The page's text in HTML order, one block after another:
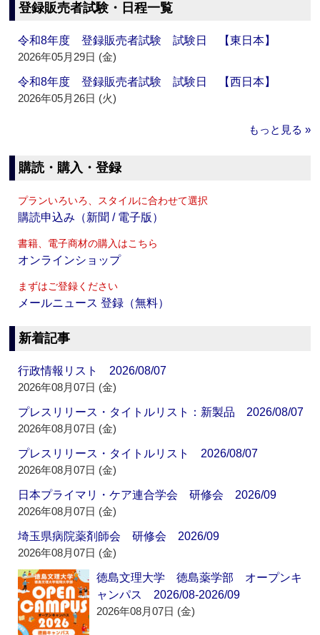
登録販売者試験・日程一覧
令和8年度 登録販売者試験 試験日 【東日本】
2026年05月29日 (金)
令和8年度 登録販売者試験 試験日 【西日本】
2026年05月26日 (火)
もっと見る »
購読・購入・登録
プランいろいろ、スタイルに合わせて選択
購読申込み（新聞 / 電子版）
書籍、電子商材の購入はこちら
オンラインショップ
まずはご登録ください
メールニュース 登録（無料）
新着記事
行政情報リスト 2026/08/07
2026年08月07日 (金)
プレスリリース・タイトルリスト：新製品 2026/08/07
2026年08月07日 (金)
プレスリリース・タイトルリスト 2026/08/07
2026年08月07日 (金)
日本プライマリ・ケア連合学会 研修会 2026/09
2026年08月07日 (金)
埼玉県病院薬剤師会 研修会 2026/09
2026年08月07日 (金)
徳島文理大学 徳島薬学部 オープンキ
ャンパス 2026/08-2026/09
2026年08月07日 (金)